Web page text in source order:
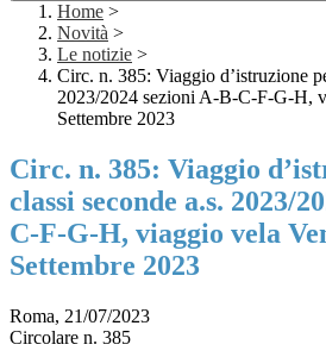
Home >
Novità >
Le notizie >
Circ. n. 385: Viaggio d’istruzione
2023/2024 sezioni A-B-C-F-G-H,
Settembre 2023
Circ. n. 385: Viaggio
classi seconde a.s. 2023/
C-F-G-H, viaggio vela
Settembre 2023
Roma, 21/07/2023
Circolare n. 385